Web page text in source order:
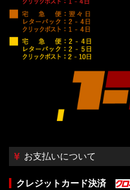
お支払いについて
クレジットカード決済